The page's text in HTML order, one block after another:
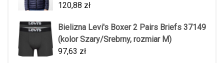
120,88 zł
Bielizna Levi's Boxer 2 Pairs Briefs 37149
(kolor Szary/Srebrny, rozmiar M)
97,63 zł